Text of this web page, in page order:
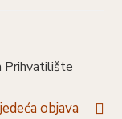
Prihvatilište
objava